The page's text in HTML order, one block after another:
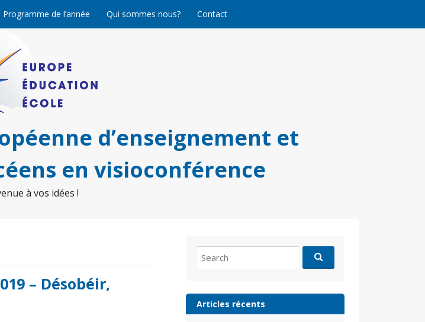
Programme de l’année Qui sommes nous? Contact
d’enseignement et
en visioconférence
à vos idées !
– Désobéir,
for:
Articles récents